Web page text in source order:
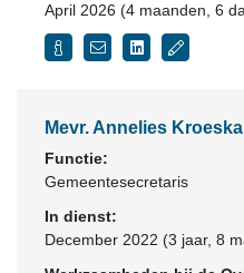
April 2026 (4 maanden, 6
Mevr. Annelies
Functie:
Gemeentesecretaris
In dienst:
December 2022 (3 jaar, 8